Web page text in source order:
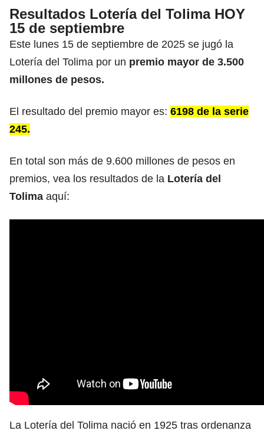
Resultados Lotería del Tolima HOY
15 de septiembre
Este lunes 15 de septiembre de 2025 se jugó la
Lotería del Tolima por un premio mayor de 3.500
millones de pesos.
El resultado del premio mayor es: 6198 de la serie
245.
En total son más de 9.600 millones de pesos en
premios, vea los resultados de la Lotería del
Tolima aquí:
La Lotería del Tolima nació en 1925 tras ordenanza